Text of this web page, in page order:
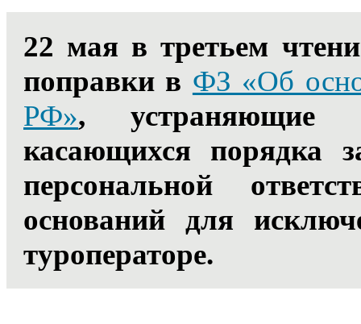
22 мая в третьем
поправки в ФЗ «Об
РФ», устраняющие
касающихся порядка
персональной
оснований для
туроператоре.